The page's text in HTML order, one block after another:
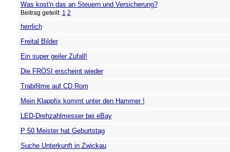
Was kost'n das an Steuern und Versicherung?
Beitrag geteilt: 1 2
herrlich
Freital Bilder
Ein super geiler Zufall!
Die FRÖSI erscheint wieder
Trabifilme auf CD Rom
Mein Klappfix kommt unter den Hammer !
LED-Drehzahlmesser bei eBay
P 50 Meister hat Geburtstag
Suche Unterkunft in Zwickau